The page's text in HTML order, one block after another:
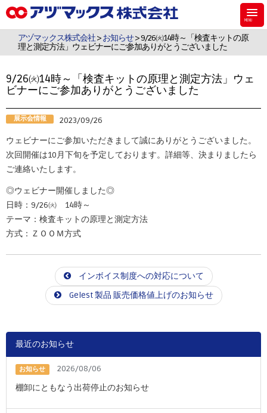
アヅマックスは、機能材料用のシラン・シリコーンなどのケミカル製品、食
品・飼料・環境・植物用の検査キットを販売しています。
アヅマックス株式会社>お知らせ> 9/26㈫14時～「検査キットの原
理と測定方法」ウェビナーにご参加ありがとうございました
9/26㈫14時～「検査キットの原理と測定方法」ウェ
ビナーにご参加ありがとうございました
展示会情報
2023/09/26
ウェビナーにご参加いただきまして誠にありがとうございました。
次回開催は10月下旬を予定しております。詳細等、決まりましたら
ご連絡いたします。
◎ウェビナー開催しました◎
日時：9/26㈫ 14時～
テーマ：検査キットの原理と測定方法
方式：ＺＯＯＭ方式
インボイス制度への対応について
Gelest 製品 販売価格値上げのお知らせ
最近のお知らせ
お知らせ
2026/08/06
棚卸にともなう出荷停止のお知らせ